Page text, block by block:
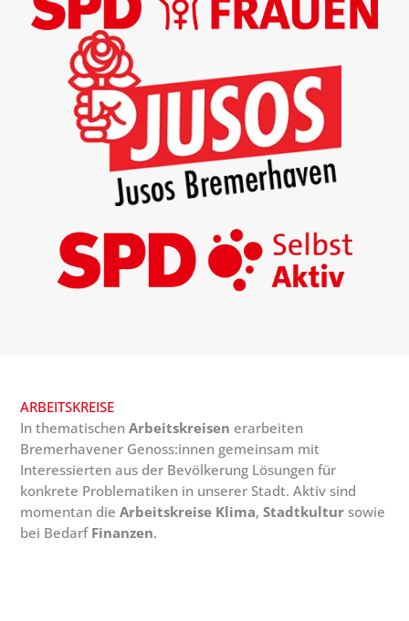
ARBEITSKREISE
In thematischenArbeitskreisen erarbeiten
Bremerhavener Genoss:innen gemeinsam mit
Interessierten aus der Bevölkerung Lösungen für
konkrete Problematiken in unserer Stadt. Aktiv sind
momentan die Arbeitskreise Klima,Stadtkultur sowie
bei Bedarf Finanzen.